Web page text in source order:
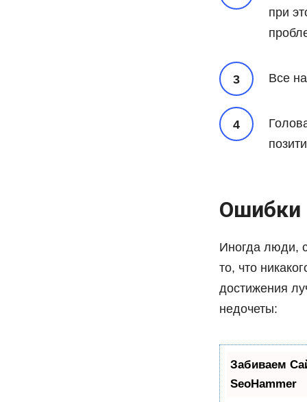
при
Все
Ошибки
Иногда люди,
то, что
достижения
недочеты:
Забиваем
SeoHammer